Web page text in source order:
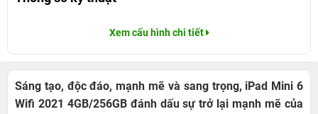
Xem cấu hình chi tiết
Sáng tạo, độc đáo, mạnh mẽ và sang trọng, iPad Mini 6
Wifi 2021 4GB/256GB đánh dấu sự trở lại mạnh mẽ của